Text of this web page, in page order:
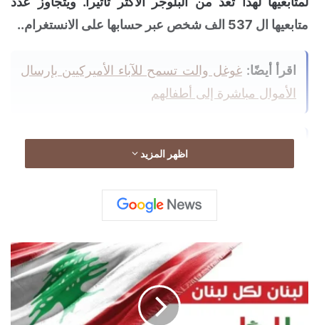
متابعيها ال 537 الف شخص عبر حسابها على الانستغرام..
اقرأ أيضًا: غوغل والت تسمح للآباء الأميركيين بإرسال
الأموال مباشرة إلى أطفالهم
الحكومة البريطانية الجديدة ترفض استبعاد
زيادة الضرائب على البنوك
أسعار العقارات الألمانية تتباطأ خلال الربع
اظهر المزيد
السبّاقة
في